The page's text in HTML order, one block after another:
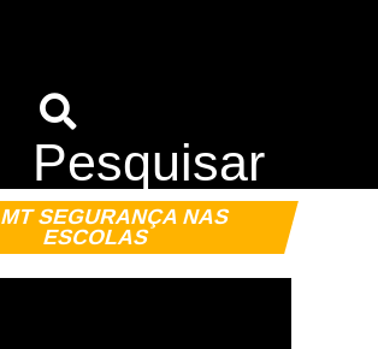
Pesquisar
SEGURANÇA NAS
ESCOLAS
Tocador
de